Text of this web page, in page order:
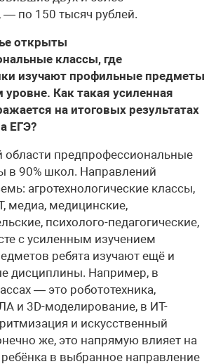
— по 150 тысяч рублей.
открыты
классы, где
изучают профильные предметы
уровне. Как такая усиленная
на итоговых результатах
ЕГЭ?
области предпрофессиональные
в 90% школ. Направлений
агротехнологические классы,
медиа, медицинские,
психолого-педагогические,
с усиленным изучением
ребята изучают ещё и
дисциплины. Например, в
— это робототехника,
и 3D-моделирование, в ИТ-
и искусственный
же, это напрямую влияет на
в выбранное направление